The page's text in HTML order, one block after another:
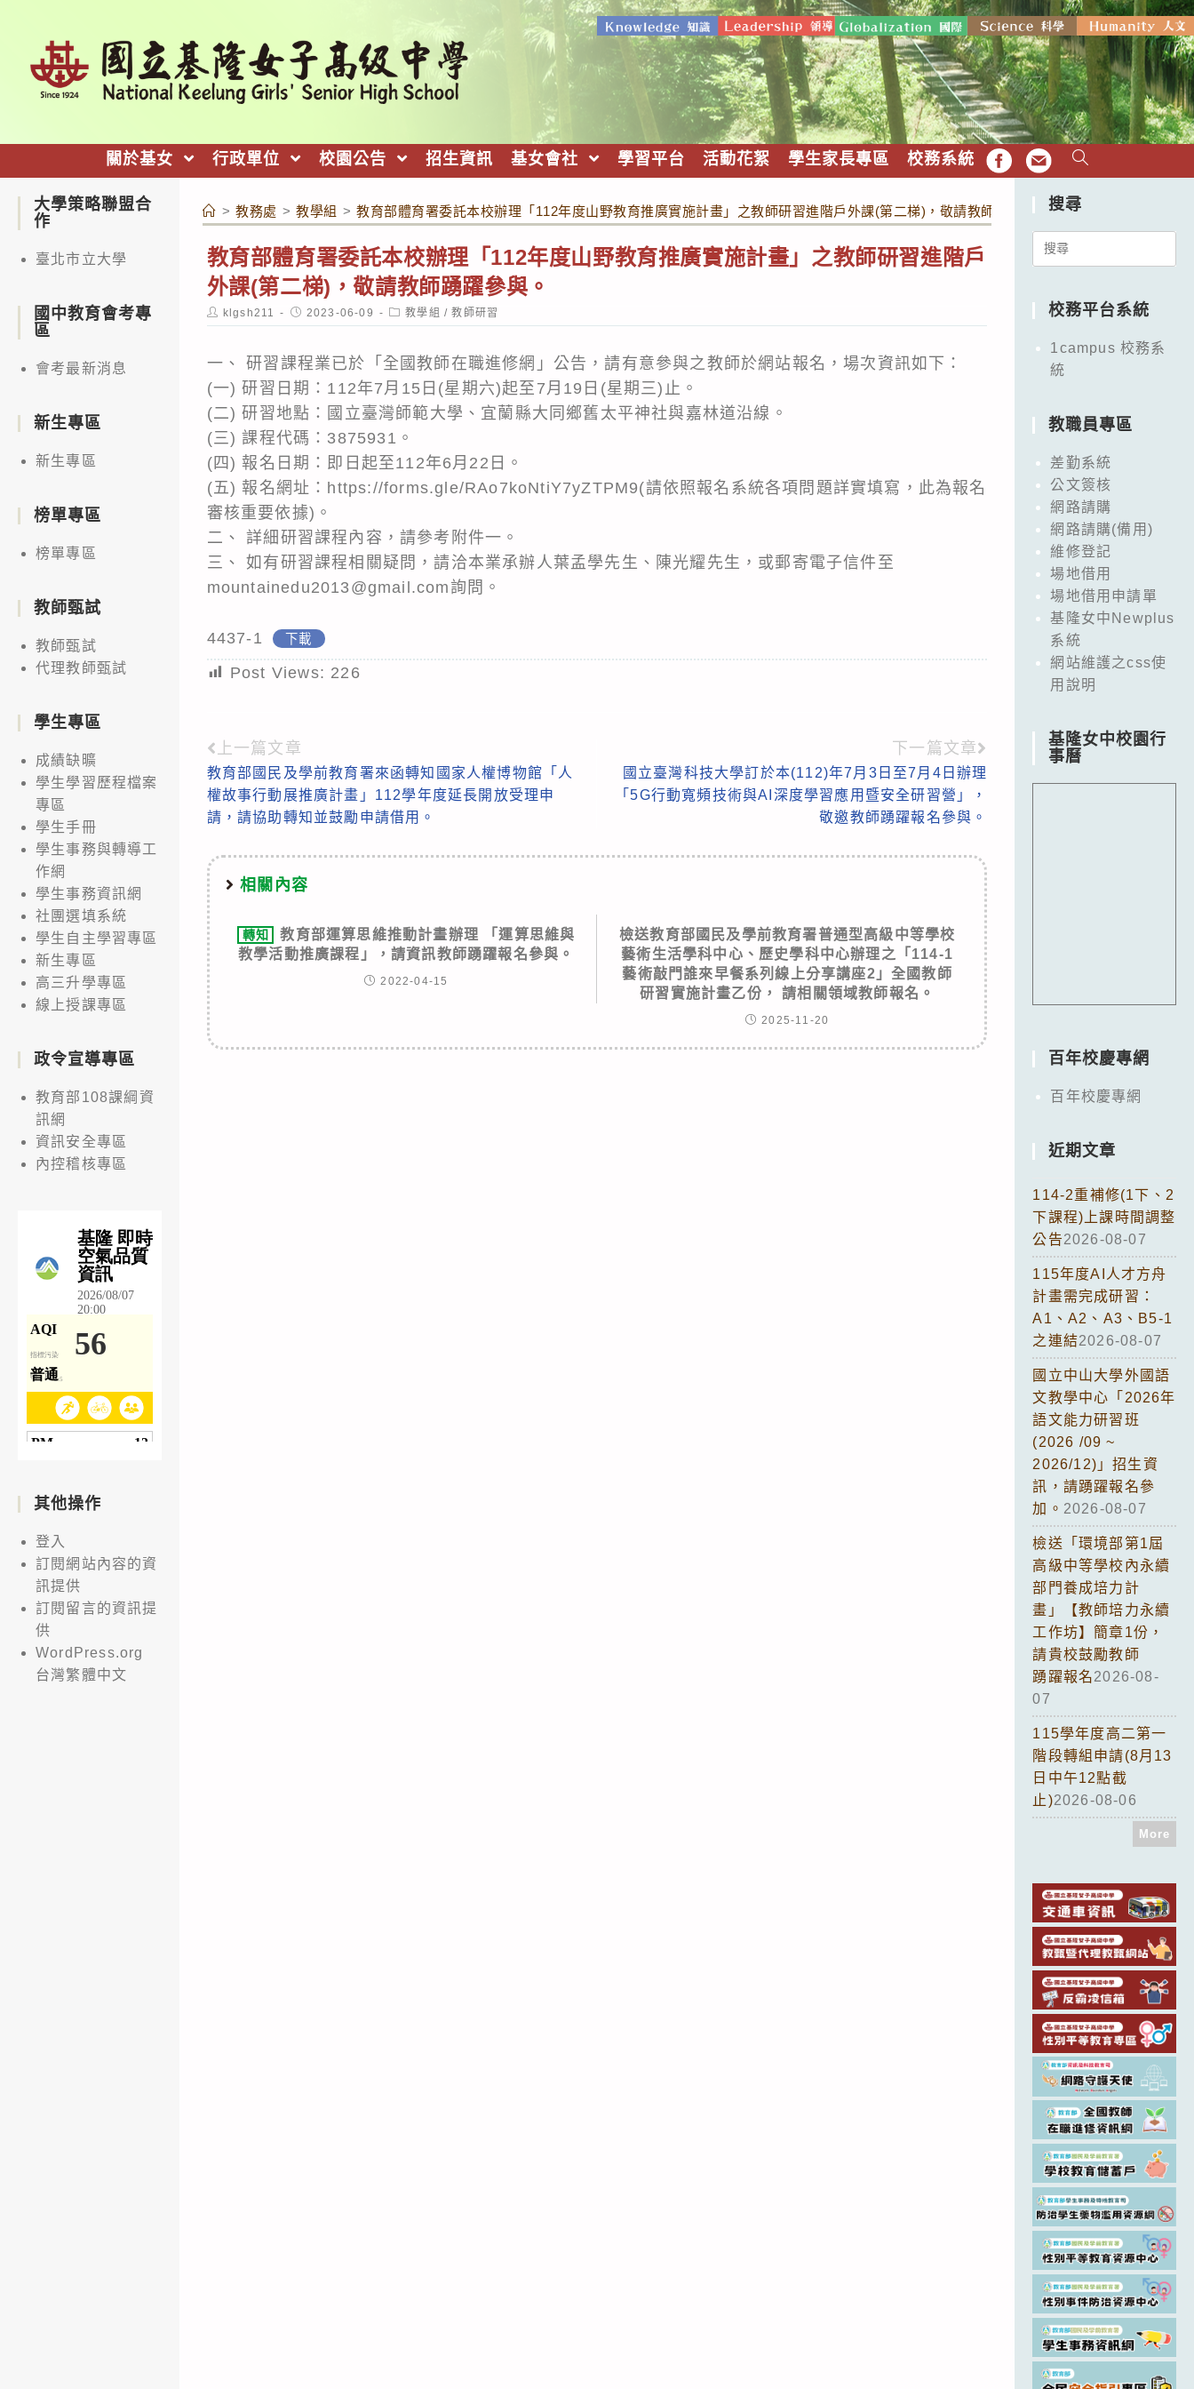
關於基女 行政單位 校園公告 招生資訊 基女會社 學習平台 活動花絮 學生家長專區 校務系統 FB EMAIL
> 教務處 > 教學組 > 教育部體育署委託本校辦理「112年度山野教育推廣實施計畫」之教師研習進階戶外課(第二梯)，敬請教師踴躍參與。
教育部體育署委託本校辦理「112年度山野教育推廣實施計畫」之教師研習進階戶
外課(第二梯)，敬請教師踴躍參與。
Post
author:
klgsh211
Post
published:
2023-06-09
Post
category:
教學組 / 教師研習
一、 研習課程業已於「全國教師在職進修網」公告，請有意參與之教師於網站報名，場次資訊如下：
(一) 研習日期：112年7月15日(星期六)起至7月19日(星期三)止。
(二) 研習地點：國立臺灣師範大學、宜蘭縣大同鄉舊太平神社與嘉林道沿線。
(三) 課程代碼：3875931。
(四) 報名日期：即日起至112年6月22日。
(五) 報名網址：https://forms.gle/RAo7koNtiY7yZTPM9(請依照報名系統各項問題詳實填寫，此為報名
審核重要依據)。
二、 詳細研習課程內容，請參考附件一。
三、 如有研習課程相關疑問，請洽本業承辦人葉孟學先生、陳光耀先生，或郵寄電子信件至
mountainedu2013@gmail.com詢問。
4437-1 下載
Post Views: 226
Read
more
articles
上一篇文章
教育部國民及學前教育署來函轉知國家人權博物館「人
權故事行動展推廣計畫」112學年度延長開放受理申
請，請協助轉知並鼓勵申請借用。
下一篇文章
國立臺灣科技大學訂於本(112)年7月3日至7月4日辦理
「5G行動寬頻技術與AI深度學習應用暨安全研習營」，
敬邀教師踴躍報名參與。
相關內容
轉知
教育部運算思維推動計畫辦理 「運算思維與
教學活動推廣課程」，請資訊教師踴躍報名參與。
2022-04-15
檢送教育部國民及學前教育署普通型高級中等學校
藝術生活學科中心、歷史學科中心辦理之「114-1
藝術敲門誰來早餐系列線上分享講座2」全國教師
研習實施計畫乙份， 請相關領域教師報名。
2025-11-20
大學策略聯盟合
作
臺北市立大學
國中教育會考專
區
會考最新消息
新生專區
新生專區
榜單專區
榜單專區
教師甄試
教師甄試
代理教師甄試
學生專區
成績缺曠
學生學習歷程檔案
專區
學生手冊
學生事務與轉導工
作網
學生事務資訊網
社團選填系統
學生自主學習專區
新生專區
高三升學專區
線上授課專區
政令宣導專區
教育部108課綱資
訊網
資訊安全專區
內控稽核專區
其他操作
登入
訂閱網站內容的資
訊提供
訂閱留言的資訊提
供
WordPress.org
台灣繁體中文
搜尋
Search
校務平台系統
1campus 校務系
統
教職員專區
差勤系統
公文簽核
網路請購
網路請購(備用)
維修登記
場地借用
場地借用申請單
基隆女中Newplus
系統
網站維護之css使
用說明
基隆女中校園行
事曆
百年校慶專網
百年校慶專網
近期文章
114-2重補修(1下、2
下課程)上課時間調整
公告2026-08-07
115年度AI人才方舟
計畫需完成研習：
A1、A2、A3、B5-1
之連結2026-08-07
國立中山大學外國語
文教學中心「2026年
語文能力研習班
(2026 /09 ~
2026/12)」招生資
訊，請踴躍報名參
加。 2026-08-07
檢送「環境部第1屆
高級中等學校內永續
部門養成培力計
畫」【教師培力永續
工作坊】簡章1份，
請貴校鼓勵教師
踴躍報名2026-08-
07
115學年度高二第一
階段轉組申請(8月13
日中午12點截
止)2026-08-06
More